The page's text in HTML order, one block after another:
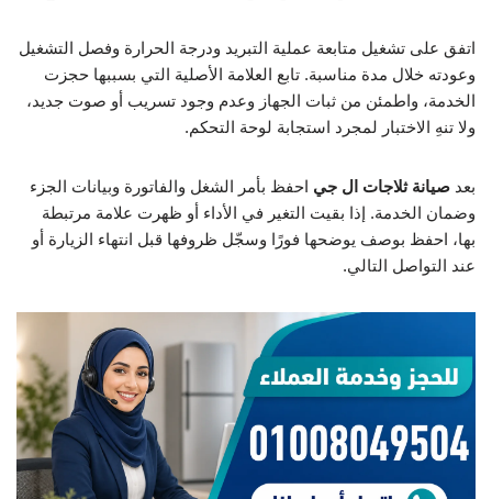
اتفق على تشغيل متابعة عملية التبريد ودرجة الحرارة وفصل التشغيل
وعودته خلال مدة مناسبة. تابع العلامة الأصلية التي بسببها حجزت
الخدمة، واطمئن من ثبات الجهاز وعدم وجود تسريب أو صوت جديد،
ولا تنهِ الاختبار لمجرد استجابة لوحة التحكم.
بعد صيانة ثلاجات ال جي احفظ بأمر الشغل والفاتورة وبيانات الجزء
وضمان الخدمة. إذا بقيت التغير في الأداء أو ظهرت علامة مرتبطة
بها، احفظ بوصف يوضحها فورًا وسجّل ظروفها قبل انتهاء الزيارة أو
عند التواصل التالي.